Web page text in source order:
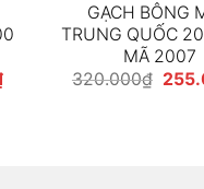
Giá
hiện
GẠCH BÔNG
TRUNG QUỐC
MÃ 2007
320.000₫ Giá